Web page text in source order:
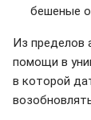
бешеные
Из пределов
помощи в
в которой